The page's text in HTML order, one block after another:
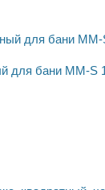
для бани MM-